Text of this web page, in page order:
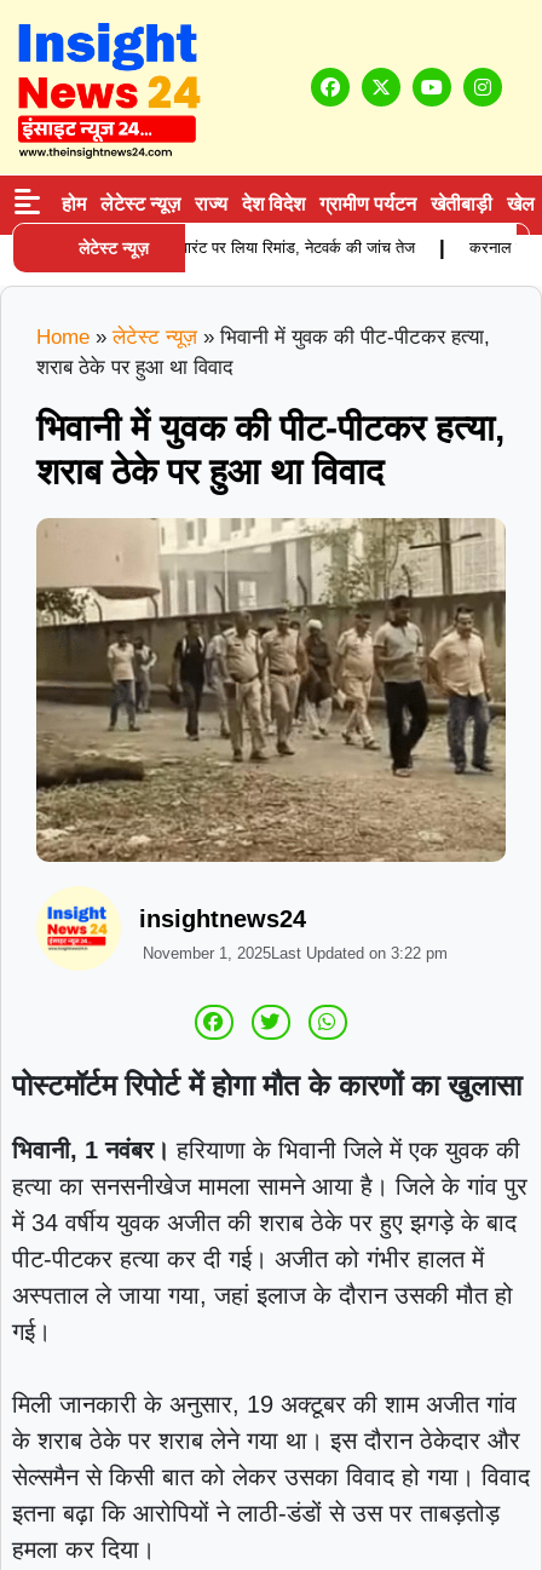
होम लेटेस्ट न्यूज़ राज्य देश विदेश ग्रामीण पर्यटन खेतीबाड़ी खेल
लेटेस्ट न्यूज़
आरोपी को प्रोडक्शन वारंट पर लिया रिमांड, नेटवर्क की जांच तेज | करनाल में पुलिस
Home » लेटेस्ट न्यूज़ »भिवानी में युवक की पीट-पीटकर हत्या,
शराब ठेके पर हुआ था विवाद
भिवानी में युवक की पीट-पीटकर हत्या,
शराब ठेके पर हुआ था विवाद
insightnews24
November 1, 2025Last Updated on 3:22 pm
पोस्टमॉर्टम रिपोर्ट में होगा मौत के कारणों का खुलासा
भिवानी, 1 नवंबर। हरियाणा के भिवानी जिले में एक युवक की
हत्या का सनसनीखेज मामला सामने आया है। जिले के गांव पुर
में 34 वर्षीय युवक अजीत की शराब ठेके पर हुए झगड़े के बाद
पीट-पीटकर हत्या कर दी गई। अजीत को गंभीर हालत में
अस्पताल ले जाया गया, जहां इलाज के दौरान उसकी मौत हो
गई।
मिली जानकारी के अनुसार, 19 अक्टूबर की शाम अजीत गांव
के शराब ठेके पर शराब लेने गया था। इस दौरान ठेकेदार और
सेल्समैन से किसी बात को लेकर उसका विवाद हो गया। विवाद
इतना बढ़ा कि आरोपियों ने लाठी-डंडों से उस पर ताबड़तोड़
हमला कर दिया।